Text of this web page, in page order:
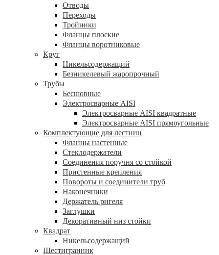
Отводы
Переходы
Тройники
Фланцы плоские
Фланцы воротниковые
Круг
Никельсодержащий
Безникелевый жаропрочный
Трубы
Бесшовные
Электросварные AISI
Электросварные AISI квадратные
Электросварные AISI прямоугольные
Комплектующие для лестниц
Фланцы настенные
Стеклодержатели
Соединения поручня со стойкой
Пристенные крепления
Повороты и соединители труб
Наконечники
Держатель ригеля
Заглушки
Декоративный низ стойки
Квадрат
Никельсодержащий
Шестигранник